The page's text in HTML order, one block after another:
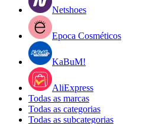
Netshoes
Epoca Cosméticos
KaBuM!
AliExpress
Todas as marcas
Todas as categorias
Todas as subcategorias